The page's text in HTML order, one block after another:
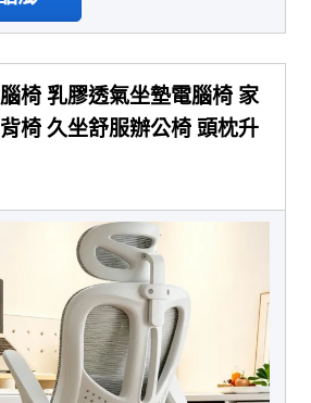
腦椅 乳膠透氣坐墊電腦椅 家
椅 久坐舒服辦公椅 頭枕升